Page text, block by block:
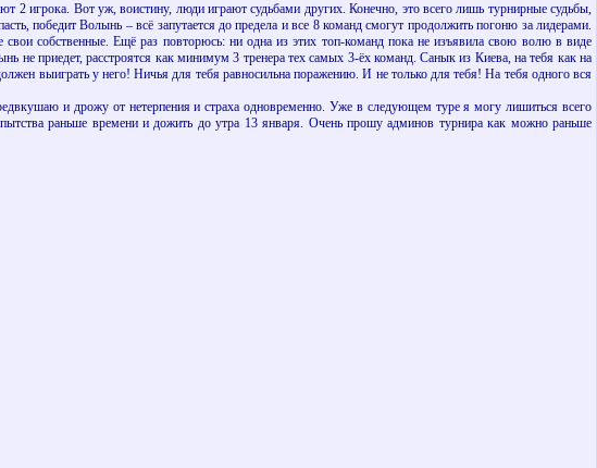
2 игрока. Вот уж, воистину, люди играют судьбами других. Конечно, это всего лишь турнирные судьбы,
победит Волынь – всё запутается до предела и все 8 команд смогут продолжить погоню за лидерами.
собственные. Ещё раз повторюсь: ни одна из этих топ-команд пока не изъявила свою волю в виде
не приедет, расстроятся как минимум 3 тренера тех самых 3-ёх команд. Санык из Киева, на тебя как на
выиграть у него! Ничья для тебя равносильна поражению. И не только для тебя! На тебя одного вся
и дрожу от нетерпения и страха одновременно. Уже в следующем туре я могу лишиться всего
раньше времени и дожить до утра 13 января. Очень прошу админов турнира как можно раньше